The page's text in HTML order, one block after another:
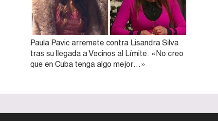
Paula Pavic arremete contra Lisandra Silva
tras su llegada a Vecinos al Límite: «No creo
que en Cuba tenga algo mejor…»